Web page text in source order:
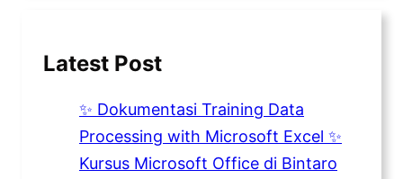
Latest Post
✨ Dokumentasi Training Data
Processing with Microsoft Excel ✨
Kursus Microsoft Office di Bintaro